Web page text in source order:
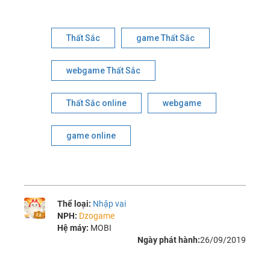
Thất Sắc game Thất Sắc
webgame Thất Sắc
Thất Sắc online webgame
game online
Thể loại: Nhập vai
NPH: Dzogame
Hệ máy: MOBI
Ngày phát hành:26/09/2019